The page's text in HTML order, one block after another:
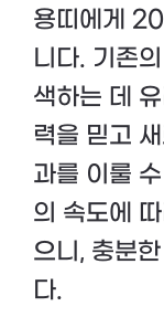
용띠에게
니다. 기존
색하는 데
력을 믿고
과를 이룰
의 속도에
으니, 충분
다.